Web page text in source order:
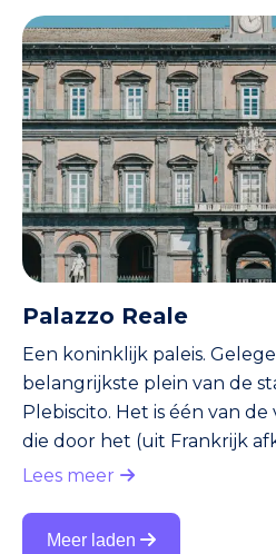
Piazza Bellini komen vooral
en andere Napolitanen die
werken. Verder kun je op
zitten. Zowel jongeren als
graag. Overigens zij
Palazzo Reale
Een koninklijk paleis.
belangrijkste plein van de
Plebiscito. Het is één van
die door het (uit Frankrijk
Bourbon gebruikt werd. Dit
aan de macht was (1730-
Lees meer
Meer laden